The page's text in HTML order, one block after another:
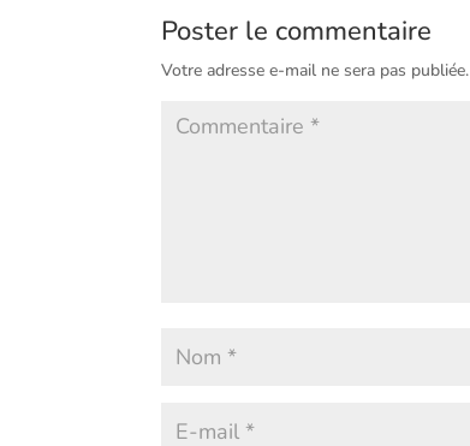
Poster le commentaire
Votre adresse e-mail ne sera pas publiée.